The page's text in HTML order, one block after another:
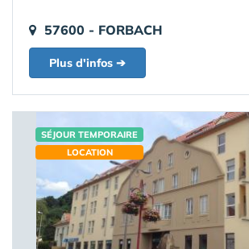
57600 - FORBACH
Plus d'infos ➔
SÉJOUR TEMPORAIRE
LOCATION